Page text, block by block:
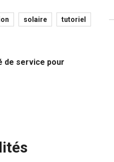
solaire tutoriel
de service pour